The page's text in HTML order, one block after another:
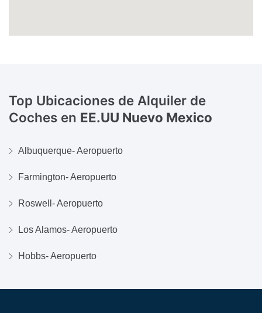
Top Ubicaciones de Alquiler de
Coches en EE.UU Nuevo Mexico
Albuquerque- Aeropuerto
Farmington- Aeropuerto
Roswell- Aeropuerto
Los Alamos- Aeropuerto
Hobbs- Aeropuerto